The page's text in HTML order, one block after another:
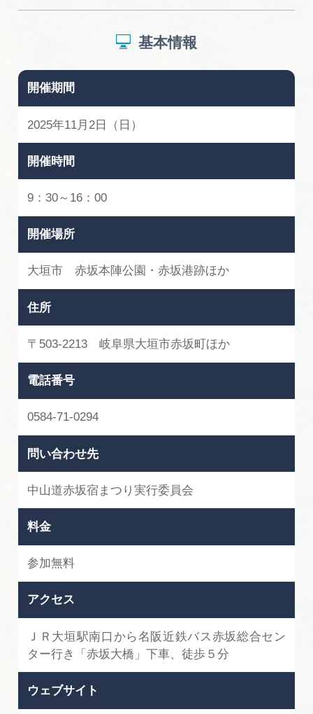
運営組織
広告掲載
サイトポリシー
基本情報
開催期間
2025年11月2日（日）
開催時間
9：30～16：00
開催場所
大垣市 赤坂本陣公園・赤坂港跡ほか
住所
〒503-2213 岐阜県大垣市赤坂町ほか
電話番号
0584-71-0294
問い合わせ先
中山道赤坂宿まつり実行委員会
料金
参加無料
アクセス
ＪＲ大垣駅南口から名阪近鉄バス赤坂総合セン
ター行き「赤坂大橋」下車、徒歩５分
ウェブサイト